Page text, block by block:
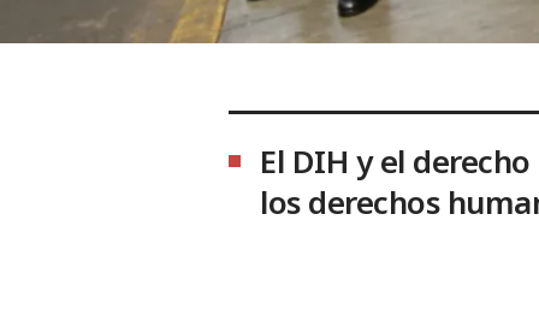
El DIH y el
los derechos